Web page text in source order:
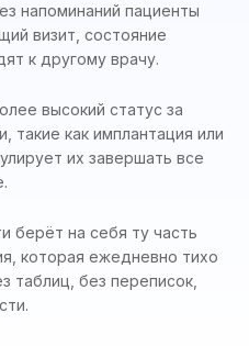
напоминаний пациенты
визит, состояние
к другому врачу.
высокий статус за
такие как имплантация или
их завершать все
берёт на себя ту часть
которая ежедневно тихо
таблиц, без переписок,